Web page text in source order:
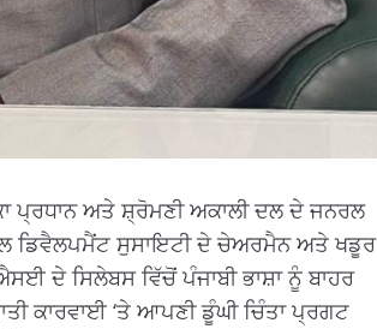
ਅਤੇ ਸ਼੍ਰੋਮਣੀ ਅਕਾਲੀ ਦਲ ਦੇ ਜਨਰਲ
ਡਿਵੈਲਪਮੈਂਟ ਸੁਸਾਇਟੀ ਦੇ ਚੇਅਰਮੈਨ ਅਤੇ ਖਡੂਰ
ਦੇ ਸਿਲੇਬਸ ਵਿੱਚੋਂ ਪੰਜਾਬੀ ਭਾਸ਼ਾ ਨੂੰ ਬਾਹਰ
ਕਾਰਵਾਈ ‘ਤੇ ਆਪਣੀ ਡੂੰਘੀ ਚਿੰਤਾ ਪ੍ਰਗਟ